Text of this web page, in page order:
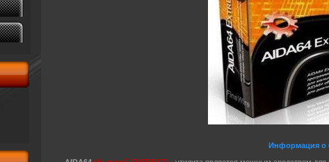
Информация о